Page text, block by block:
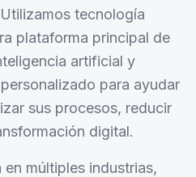
tecnología
plataforma principal de
artificial y
para ayudar
sus procesos, reducir
digital.
múltiples industrias,